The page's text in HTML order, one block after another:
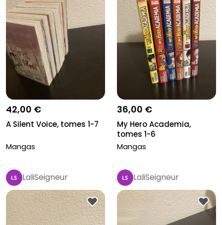
42,00 €
A Silent Voice, tomes 1-7
Mangas
36,00 €
My Hero Academia,
tomes 1-6
Mangas
LaliSeigneur LaliSeigneur